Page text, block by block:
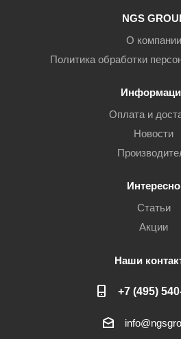
NGS
О компании
Политика обработки
Оплата и
Новости
Интересно
Статьи
Акции
Наши
+7 (495)